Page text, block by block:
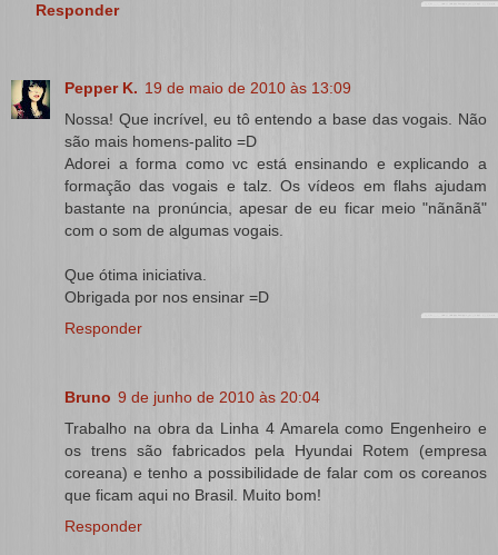
Responder
Pepper K. 19 de maio de 2010 às 13:09
Nossa! Que incrível, eu tô entendo a base das vogais. Não
são mais homens-palito =D
Adorei a forma como vc está ensinando e explicando a
formação das vogais e talz. Os vídeos em flahs ajudam
bastante na pronúncia, apesar de eu ficar meio "nãnãnã"
com o som de algumas vogais.
Que ótima iniciativa.
Obrigada por nos ensinar =D
Responder
Bruno 9 de junho de 2010 às 20:04
Trabalho na obra da Linha 4 Amarela como Engenheiro e
os trens são fabricados pela Hyundai Rotem (empresa
coreana) e tenho a possibilidade de falar com os coreanos
que ficam aqui no Brasil. Muito bom!
Responder